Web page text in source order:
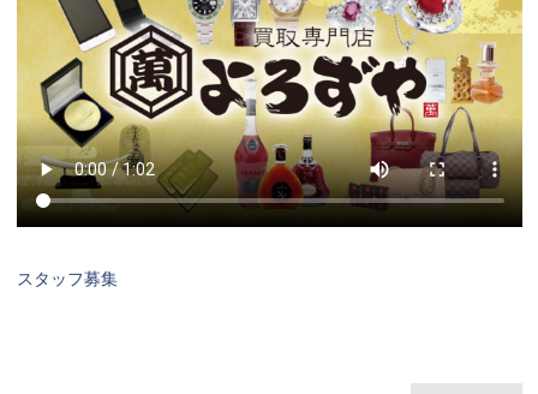
スタッフ募集